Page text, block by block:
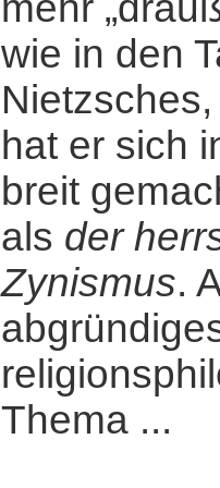
wie in den
hat er sich
breit
als der
Zynismus.
Thema ...